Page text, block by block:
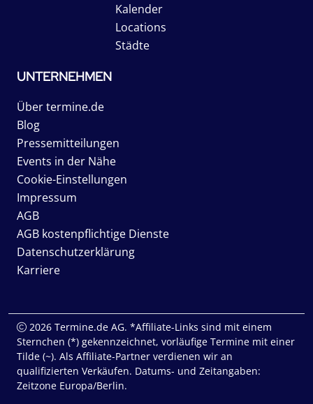
Kalender
Locations
Städte
UNTERNEHMEN
Über termine.de
Blog
Pressemitteilungen
Events in der Nähe
Cookie-Einstellungen
Impressum
AGB
AGB kostenpflichtige Dienste
Datenschutzerklärung
Karriere
2026 Termine.de AG. *Affiliate-Links sind mit einem
Sternchen (*) gekennzeichnet, vorläufige Termine mit einer
Tilde (~). Als Affiliate-Partner verdienen wir an
qualifizierten Verkäufen. Datums- und Zeitangaben:
Zeitzone Europa/Berlin.